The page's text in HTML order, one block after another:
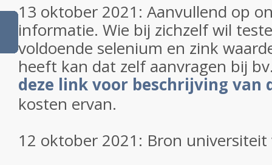
13 oktober 2021: Aanvullend op
informatie. Wie bij zichzelf wil
voldoende selenium en zink
heeft kan dat zelf aanvragen bij
deze link voor beschrijving van
kosten ervan.
12 oktober 2021: Bron universiteit